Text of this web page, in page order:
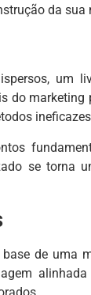
da sua
um
do marketing
se torna
de uma